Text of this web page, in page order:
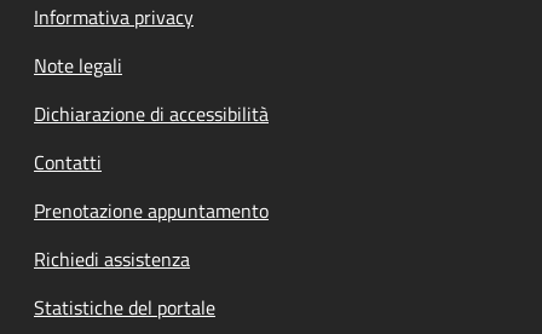
Informativa privacy
Note legali
Dichiarazione di accessibilità
Contatti
Prenotazione appuntamento
Richiedi assistenza
Statistiche del portale